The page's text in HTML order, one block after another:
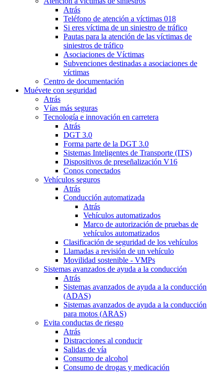
Atrás
Teléfono de atención a víctimas 018
Si eres víctima de un siniestro de tráfico
Pautas para la atención de las víctimas de
siniestros de tráfico
Asociaciones de Víctimas
Subvenciones destinadas a asociaciones de
víctimas
Centro de documentación
Muévete con seguridad
Atrás
Vías más seguras
Tecnología e innovación en carretera
Atrás
DGT 3.0
Forma parte de la DGT 3.0
Sistemas Inteligentes de Transporte (ITS)
Dispositivos de preseñalización V16
Conos conectados
Vehículos seguros
Atrás
Conducción automatizada
Atrás
Vehículos automatizados
Marco de autorización de pruebas de
vehículos automatizados
Clasificación de seguridad de los vehículos
Llamadas a revisión de un vehículo
Movilidad sostenible - VMPs
Sistemas avanzados de ayuda a la conducción
Atrás
Sistemas avanzados de ayuda a la conducción
(ADAS)
Sistemas avanzados de ayuda a la conducción
para motos (ARAS)
Evita conductas de riesgo
Atrás
Distracciones al conducir
Salidas de vía
Consumo de alcohol
Consumo de drogas y medicación